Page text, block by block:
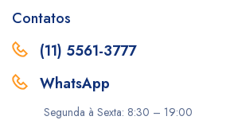
Contatos
(11) 5561-3777
WhatsApp
Segunda à Sexta: 8:30 – 19:00